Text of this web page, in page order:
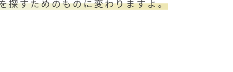
探すためのものに変わりますよ。